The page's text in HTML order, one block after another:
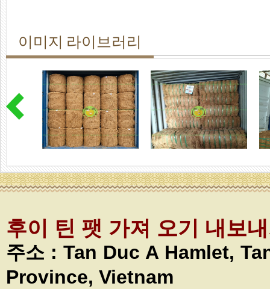
이미지 라이브러리
후이 틴 팻 가져 오기 내보
주소 : Tan Duc A Hamlet,
Province, Vietnam